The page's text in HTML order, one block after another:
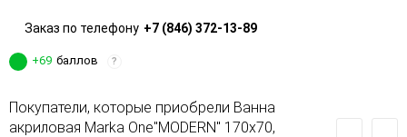
Заказ по телефону +7 (846) 372-13-89
+69 баллов ?
Покупатели, которые приобрели Ванна
акриловая Marka One"MODERN" 170x70,